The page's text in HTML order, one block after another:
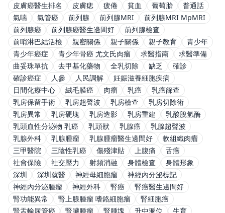
皮膚癌醫生排名
皮膚痣 疲倦 貧血 葡萄胎
普通話
氣喘
氣管癌 前列腺 前列腺MRI
前列腺MRI MpMRI
前列腺癌
前列腺癌醫生邊間好
前列腺檢查
前哨淋巴結活檢
親密關係 親子關係 親子教育
青少年
青少年癌症
青少年骨癌 尤文氏肉瘤 求醫指南
求醫準備
曲妥珠單抗
去甲基化藥物 全乳切除 缺乏
確診
確診癌症
人參 人民調解
妊娠滋養細胞疾病
日間化療中心
絨毛膜癌 肉瘤 乳癌
乳癌篩查
乳房保留手術
乳房超聲波 乳房檢查
乳房切除術
乳房異常
乳房硬塊 乳房造影 乳房重建
乳酸脫氫酶
乳頭血性分泌物 乳癌
乳頭狀 乳腺癌
乳腺超聲波
乳腺外科
乳腺腫瘤 乳腺腫瘤醫生邊間好
軟組織肉瘤
三甲醫院
三陰性乳癌 傷殘津貼 上腹痛
舌癌
社會保險
社交壓力 射頻消融 身體檢查
身體形象
深圳
深圳就醫 神經母細胞瘤
神經內分泌標記
神經內分泌腫瘤
神經外科 腎癌
腎癌醫生邊間好
腎功能異常
腎上腺腫瘤 嗜鉻細胞瘤
腎細胞癌
腎盂輸尿管癌
腎臟腫瘤 腎腫塊 升中派位 生育